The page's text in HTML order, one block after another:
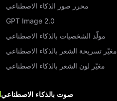
محرر صور الذكاء الاصطناعي
GPT Image 2.0
مولّد الشخصيات بالذكاء الاصطناعي
مغيّر تسريحة الشعر بالذكاء الاصطناعي
مغيّر لون الشعر بالذكاء الاصطناعي
صوت بالذكاء الاصطناعي